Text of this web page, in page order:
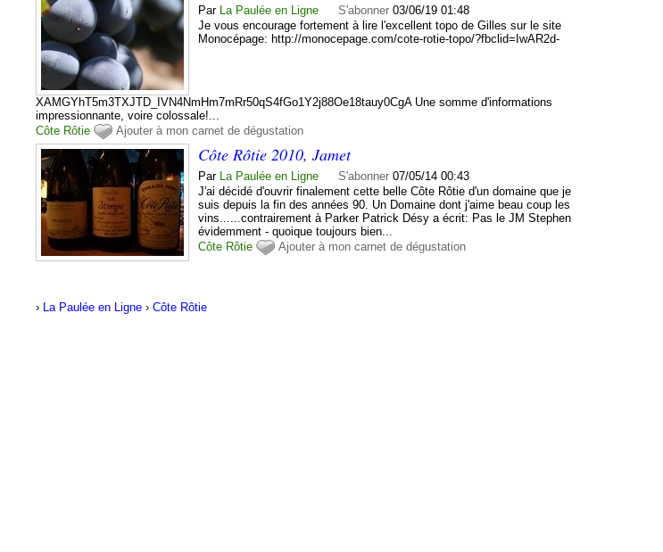
Par La Paulée en Ligne S'abonner 03/06/19 01:48
Je vous encourage fortement à lire l'excellent topo de Gilles sur le site
Monocépage: http://monocepage.com/cote-rotie-topo/?fbclid=IwAR2d-
XAMGYhT5m3TXJTD_IVN4NmHm7mRr50qS4fGo1Y2j88Oe18tauy0CgA Une somme d'informations
impressionnante, voire colossale!...
Côte Rôtie
Ajouter à mon carnet de dégustation
Côte Rôtie 2010, Jamet
Par La Paulée en Ligne S'abonner 07/05/14 00:43
J'ai décidé d'ouvrir finalement cette belle Côte Rôtie d'un domaine que je
suis depuis la fin des années 90. Un Domaine dont j'aime beau coup les
vins......contrairement à Parker Patrick Désy a écrit: Pas le JM Stephen
évidemment - quoique toujours bien...
Côte Rôtie
Ajouter à mon carnet de dégustation
› La Paulée en Ligne ›Côte Rôtie